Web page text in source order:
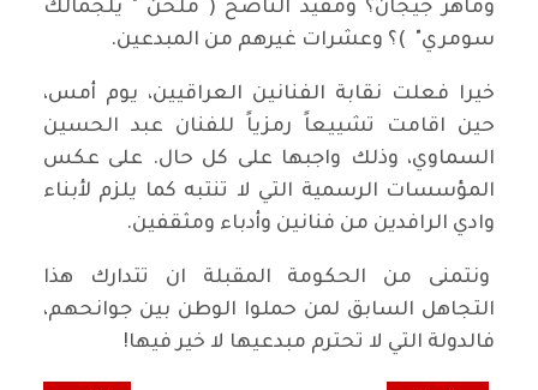
وماهر جيجان؟ ومفيد الناصح ( ملحن " يلجمالك
سومري" )؟ وعشرات غيرهم من المبدعين.
خيرا فعلت نقابة الفنانين العراقيين، يوم أمس،
حين اقامت تشييعاً رمزياً للفنان عبد الحسين
السماوي، وذلك واجبها على كل حال. على عكس
المؤسسات الرسمية التي لا تنتبه كما يلزم لأبناء
وادي الرافدين من فنانين وأدباء ومثقفين.
ونتمنى من الحكومة المقبلة ان تتدارك هذا
التجاهل السابق لمن حملوا الوطن بين جوانحهم،
فالدولة التي لا تحترم مبدعيها لا خير فيها!